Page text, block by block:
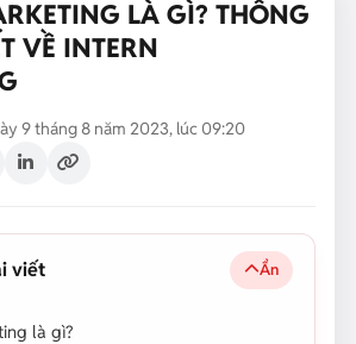
LÀ GÌ? THÔNG
VỀ INTERN
9 tháng 8 năm 2023, lúc 09:20
viết Ẩn
là gì?